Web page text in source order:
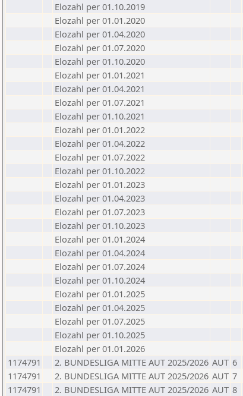
Elozahl per 01.10.2019
Elozahl per 01.01.2020
Elozahl per 01.04.2020
Elozahl per 01.07.2020
Elozahl per 01.10.2020
Elozahl per 01.01.2021
Elozahl per 01.04.2021
Elozahl per 01.07.2021
Elozahl per 01.10.2021
Elozahl per 01.01.2022
Elozahl per 01.04.2022
Elozahl per 01.07.2022
Elozahl per 01.10.2022
Elozahl per 01.01.2023
Elozahl per 01.04.2023
Elozahl per 01.07.2023
Elozahl per 01.10.2023
Elozahl per 01.01.2024
Elozahl per 01.04.2024
Elozahl per 01.07.2024
Elozahl per 01.10.2024
Elozahl per 01.01.2025
Elozahl per 01.04.2025
Elozahl per 01.07.2025
Elozahl per 01.10.2025
Elozahl per 01.01.2026
1174791
2. BUNDESLIGA MITTE AUT 2025/2026 AUT 6
1174791
2. BUNDESLIGA MITTE AUT 2025/2026 AUT 7
1174791
2. BUNDESLIGA MITTE AUT 2025/2026 AUT 8